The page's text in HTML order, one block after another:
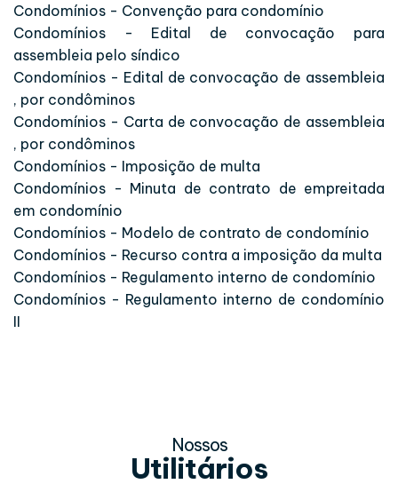
Condomínios - Convenção para condomínio
Condomínios - Edital de convocação para
assembleia pelo síndico
Condomínios - Edital de convocação de assembleia
, por condôminos
Condomínios - Carta de convocação de assembleia
, por condôminos
Condomínios - Imposição de multa
Condomínios - Minuta de contrato de empreitada
em condomínio
Condomínios - Modelo de contrato de condomínio
Condomínios - Recurso contra a imposição da multa
Condomínios - Regulamento interno de condomínio
Condomínios - Regulamento interno de condomínio
II
Nossos
Utilitários